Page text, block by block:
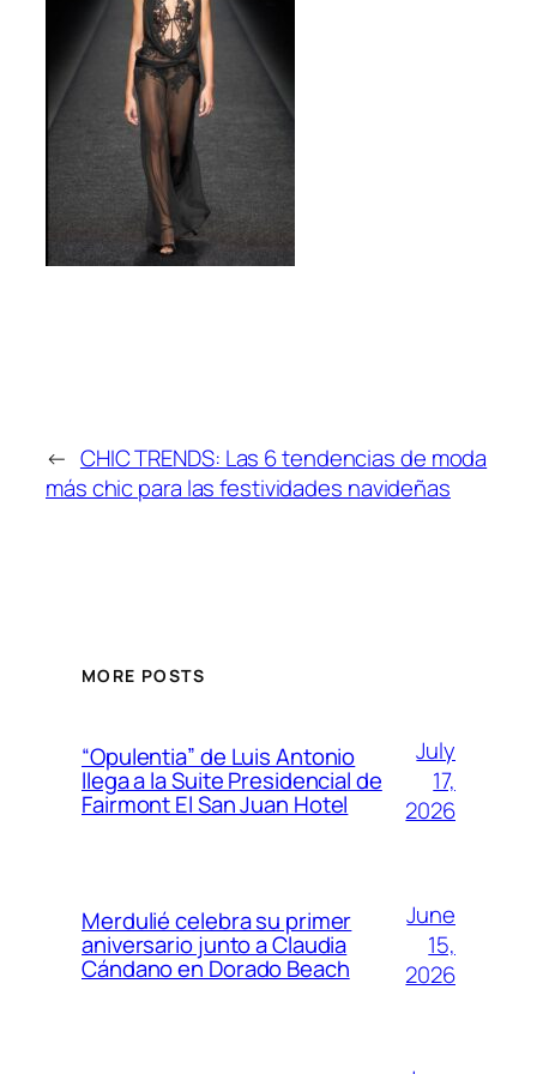
← CHIC TRENDS: Las 6 tendencias de moda
más chic para las festividades navideñas
MORE POSTS
“Opulentia” de Luis Antonio
llega a la Suite Presidencial de
Fairmont El San Juan Hotel
July
17,
2026
Merdulié celebra su primer
aniversario junto a Claudia
Cándano en Dorado Beach
June
15,
2026